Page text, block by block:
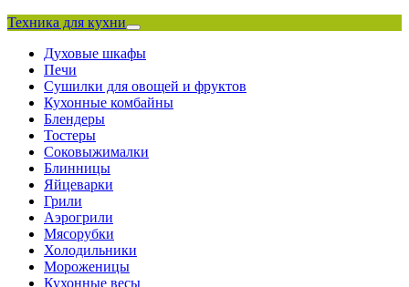
Техника для кухни
Духовые шкафы
Печи
Сушилки для овощей и фруктов
Кухонные комбайны
Блендеры
Тостеры
Соковыжималки
Блинницы
Яйцеварки
Грили
Аэрогрили
Мясорубки
Холодильники
Мороженицы
Кухонные весы